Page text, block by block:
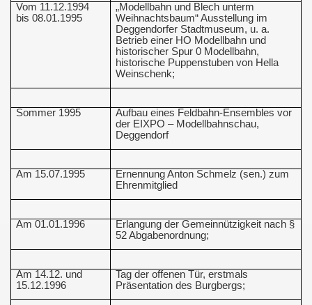
Vom 11.12.1994
bis 08.01.1995
„Modellbahn und Blech unterm
Weihnachtsbaum“ Ausstellung im
Deggendorfer Stadtmuseum, u. a.
Betrieb einer HO Modellbahn und
historischer Spur 0 Modellbahn,
historische Puppenstuben von Hella
Weinschenk;
Sommer 1995
Aufbau eines Feldbahn-Ensembles vor
der EIXPO – Modellbahnschau,
Deggendorf
Am 15.07.1995
Ernennung Anton Schmelz (sen.) zum
Ehrenmitglied
Am 01.01.1996
Erlangung der Gemeinnützigkeit nach §
52 Abgabenordnung;
Am 14.12. und
15.12.1996
Tag der offenen Tür, erstmals
Präsentation des Burgbergs;